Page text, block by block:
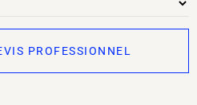
PROFESSIONNEL